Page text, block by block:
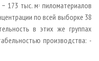
173 тыс. м 3 пиломатериалов
по всей выборке 38
в этих же группах
производства: